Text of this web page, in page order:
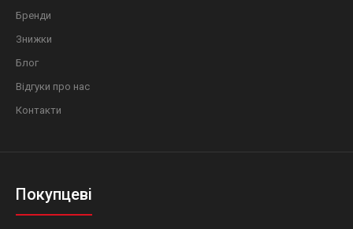
Бренди
Знижки
Блог
Відгуки про нас
Контакти
Покупцеві